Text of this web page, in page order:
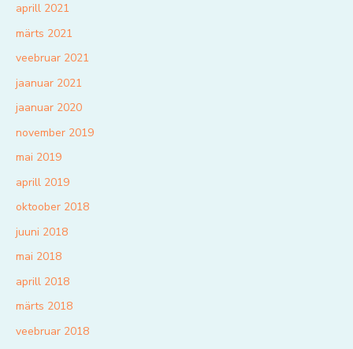
aprill 2021
märts 2021
veebruar 2021
jaanuar 2021
jaanuar 2020
november 2019
mai 2019
aprill 2019
oktoober 2018
juuni 2018
mai 2018
aprill 2018
märts 2018
veebruar 2018